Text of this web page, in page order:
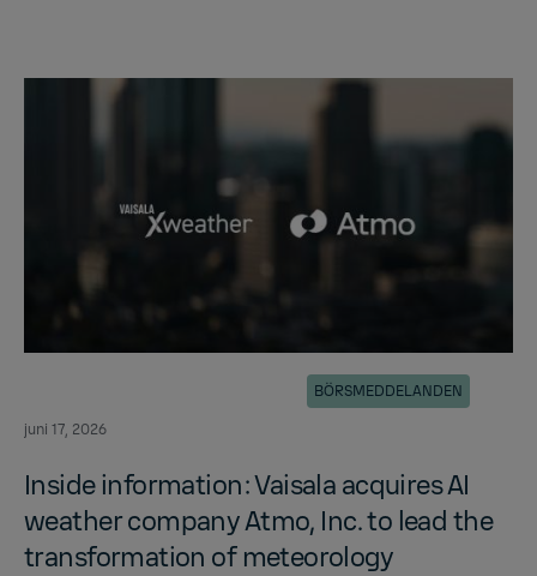
juni 17, 2026
BÖRSMEDDELANDEN
In­side in­for­ma­tion: Vaisala ac­quires AI
weather com­pany Atmo, Inc. to lead the
trans­for­ma­tion of me­te­o­rol­ogy